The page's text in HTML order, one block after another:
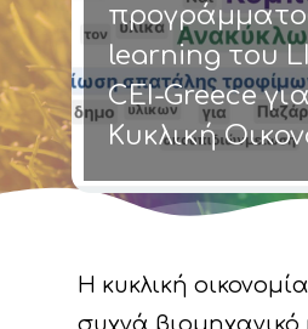
learning του
CEI-Greece
Κυκλική
Η κυκλική
συχνά βιομηχανικό